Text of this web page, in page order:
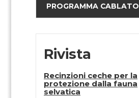
PROGRAMMA CABLATO
Rivista
Recinzioni ceche per la
protezione dalla fauna
selvatica